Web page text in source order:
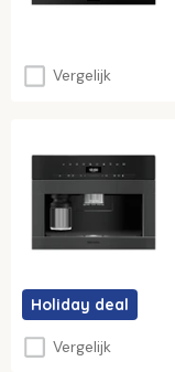
Vergelijk
Holiday deal
Vergelijk